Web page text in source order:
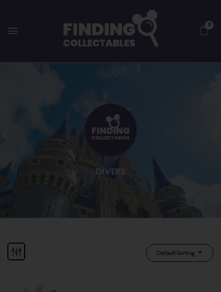
0
DIVERS
Default Sorting